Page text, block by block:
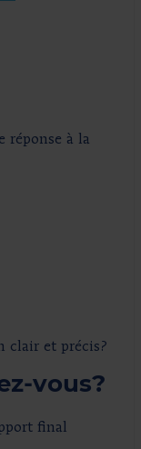
réponse à la
clair et précis?
vous?
final